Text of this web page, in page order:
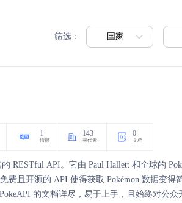
筛选： 国家
1
情报
143
替代者
0
文档
RESTful API。它由 Paul Hallett 和全球的
费且开源的 API 使得获取 Pokémon 数据变得
的文档详尽，易于上手，且始终对公众